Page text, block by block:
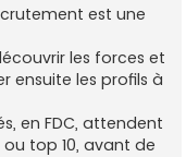
est une
les forces et
ensuite les profils à
en FDC, attendent
top 10, avant de